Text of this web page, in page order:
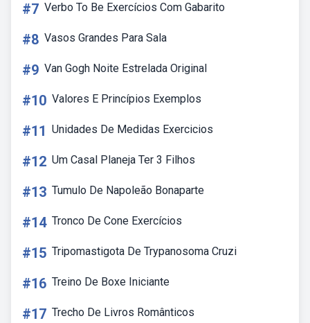
#7 Verbo To Be Exercícios Com Gabarito
#8 Vasos Grandes Para Sala
#9 Van Gogh Noite Estrelada Original
#10 Valores E Princípios Exemplos
#11 Unidades De Medidas Exercicios
#12 Um Casal Planeja Ter 3 Filhos
#13 Tumulo De Napoleão Bonaparte
#14 Tronco De Cone Exercícios
#15 Tripomastigota De Trypanosoma Cruzi
#16 Treino De Boxe Iniciante
#17 Trecho De Livros Românticos